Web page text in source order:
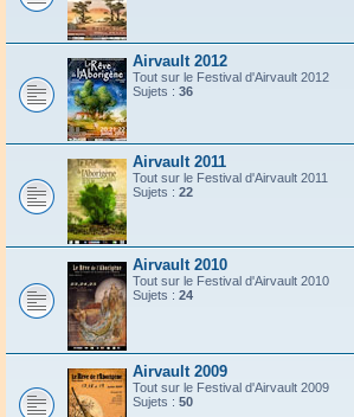
Airvault 2012
Tout sur le Festival d'Airvault 2012
Sujets : 36
Airvault 2011
Tout sur le Festival d'Airvault 2011
Sujets : 22
Airvault 2010
Tout sur le Festival d'Airvault 2010
Sujets : 24
Airvault 2009
Tout sur le Festival d'Airvault 2009
Sujets : 50